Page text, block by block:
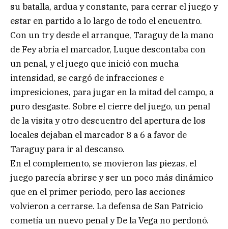
su batalla, ardua y constante, para cerrar el juego y
estar en partido a lo largo de todo el encuentro.
Con un try desde el arranque, Taraguy de la mano
de Fey abría el marcador, Luque descontaba con
un penal, y el juego que inició con mucha
intensidad, se cargó de infracciones e
impresiciones, para jugar en la mitad del campo, a
puro desgaste. Sobre el cierre del juego, un penal
de la visita y otro descuentro del apertura de los
locales dejaban el marcador 8 a 6 a favor de
Taraguy para ir al descanso.
En el complemento, se movieron las piezas, el
juego parecía abrirse y ser un poco más dinámico
que en el primer periodo, pero las acciones
volvieron a cerrarse. La defensa de San Patricio
cometía un nuevo penal y De la Vega no perdonó.